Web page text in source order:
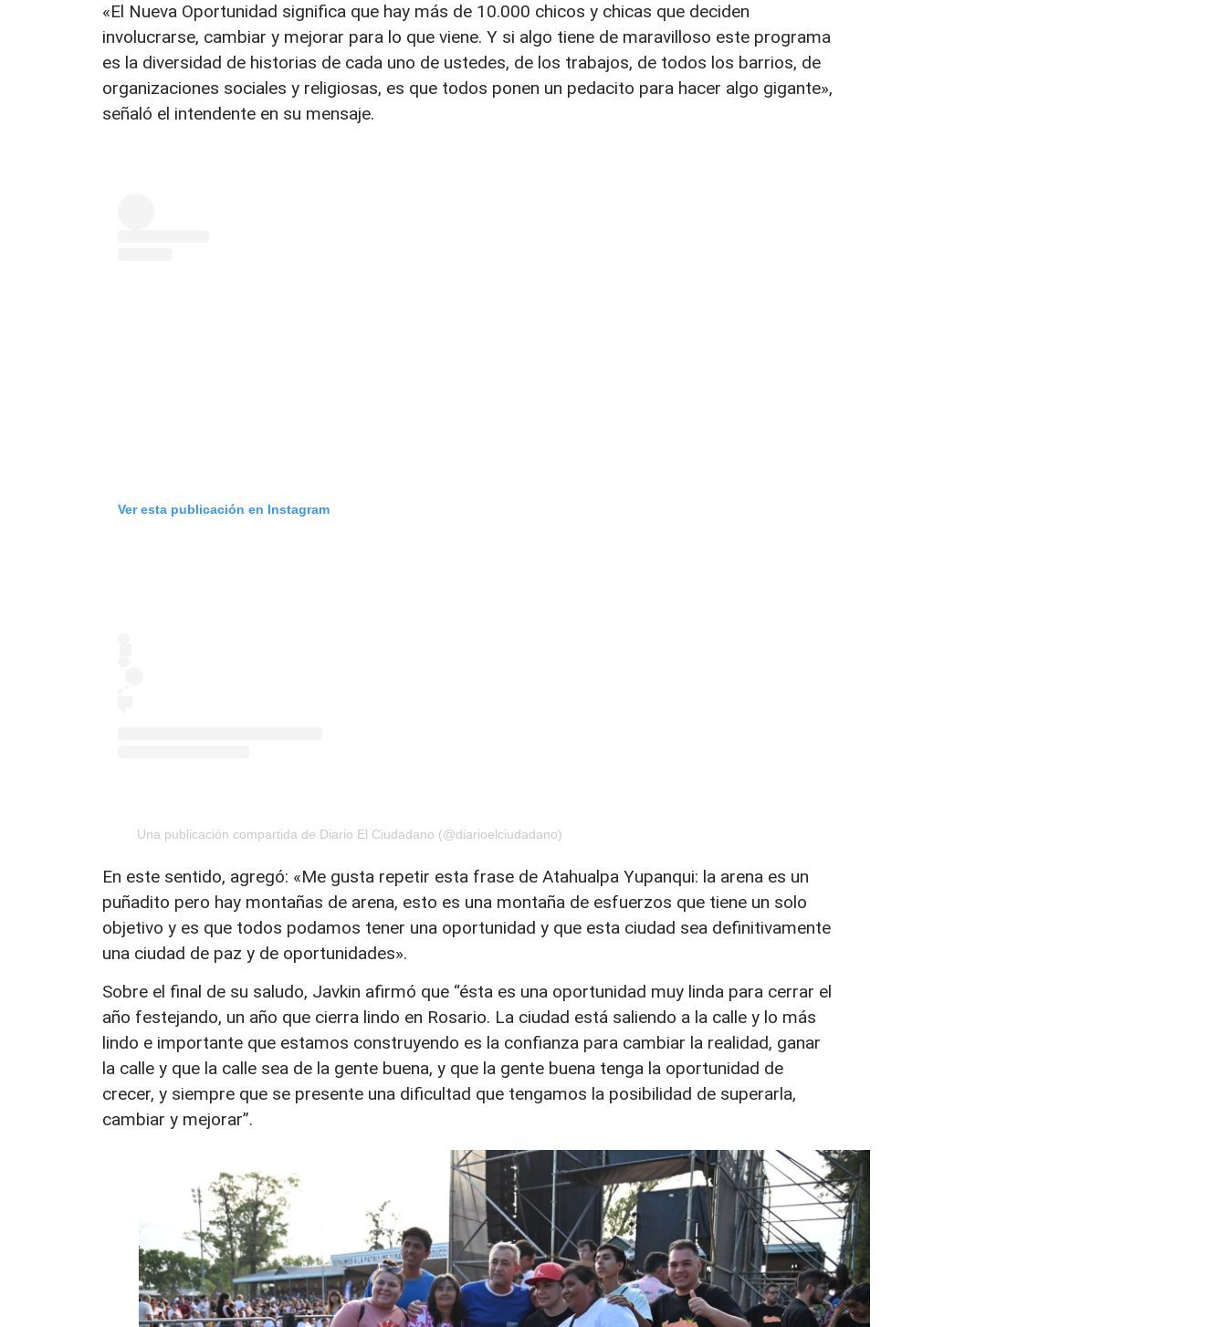
«El Nueva Oportunidad significa que hay más de 10.000 chicos y chicas que deciden
involucrarse, cambiar y mejorar para lo que viene. Y si algo tiene de maravilloso este programa
es la diversidad de historias de cada uno de ustedes, de los trabajos, de todos los barrios, de
organizaciones sociales y religiosas, es que todos ponen un pedacito para hacer algo gigante»,
señaló el intendente en su mensaje.
Ver esta publicación en Instagram
Una publicación compartida de Diario El Ciudadano (@diarioelciudadano)
En este sentido, agregó: «Me gusta repetir esta frase de Atahualpa Yupanqui: la arena es un
puñadito pero hay montañas de arena, esto es una montaña de esfuerzos que tiene un solo
objetivo y es que todos podamos tener una oportunidad y que esta ciudad sea definitivamente
una ciudad de paz y de oportunidades».
Sobre el final de su saludo, Javkin afirmó que “ésta es una oportunidad muy linda para cerrar el
año festejando, un año que cierra lindo en Rosario. La ciudad está saliendo a la calle y lo más
lindo e importante que estamos construyendo es la confianza para cambiar la realidad, ganar
la calle y que la calle sea de la gente buena, y que la gente buena tenga la oportunidad de
crecer, y siempre que se presente una dificultad que tengamos la posibilidad de superarla,
cambiar y mejorar”.